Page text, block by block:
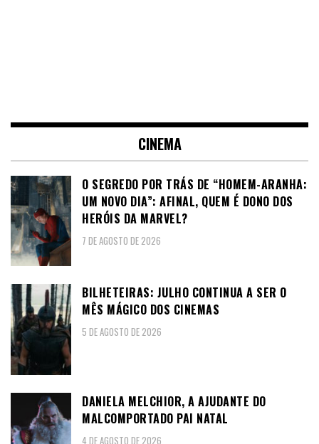
CINEMA
O SEGREDO POR TRÁS DE “HOMEM-ARANHA:
UM NOVO DIA”: AFINAL, QUEM É DONO DOS
HERÓIS DA MARVEL?
7 DE AGOSTO DE 2026
BILHETEIRAS: JULHO CONTINUA A SER O
MÊS MÁGICO DOS CINEMAS
5 DE AGOSTO DE 2026
DANIELA MELCHIOR, A AJUDANTE DO
MALCOMPORTADO PAI NATAL
4 DE AGOSTO DE 2026